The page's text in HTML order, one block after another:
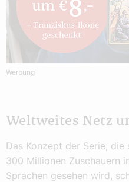
Werbung
Weltweites Netz
Das Konzept der Serie,
300 Millionen Zuschauern
Sprachen gesehen wird,